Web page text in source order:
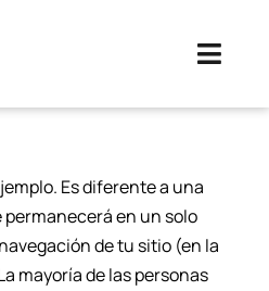
Es diferente a una
en un solo
de tu sitio (en la
mayoría de las personas